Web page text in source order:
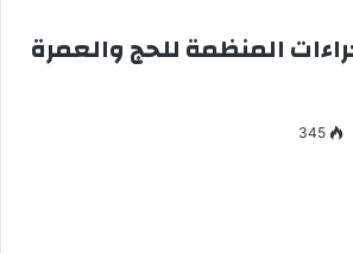
المنظمة للحج والعمرة
345